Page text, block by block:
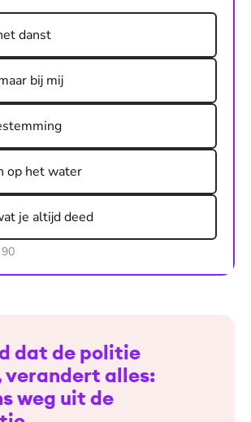
danst
bij mij
op het water
je altijd deed
90
dat de politie
verandert alles:
weg uit de